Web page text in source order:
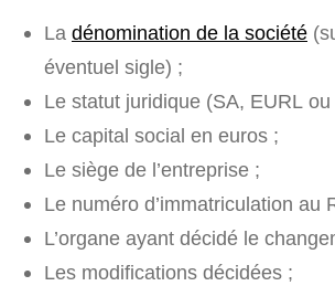
La dénomination de la société
éventuel sigle) ;
Le statut juridique (SA, EURL
Le capital social en euros ;
Le siège de l’entreprise ;
Le numéro d’immatriculation au
L’organe ayant décidé le
Les modifications décidées ;